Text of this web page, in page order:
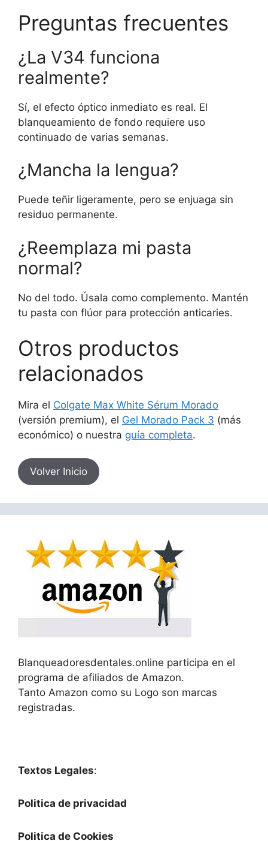
Preguntas frecuentes
¿La V34 funciona
realmente?
Sí, el efecto óptico inmediato es real. El
blanqueamiento de fondo requiere uso
continuado de varias semanas.
¿Mancha la lengua?
Puede teñir ligeramente, pero se enjuaga sin
residuo permanente.
¿Reemplaza mi pasta
normal?
No del todo. Úsala como complemento. Mantén
tu pasta con flúor para protección anticaries.
Otros productos
relacionados
Mira el Colgate Max White Sérum Morado
(versión premium), el Gel Morado Pack 3 (más
económico) o nuestra guía completa.
Volver Inicio
Blanqueadoresdentales.online participa en el
programa de afiliados de Amazon.
Tanto Amazon como su Logo son marcas
registradas.
Textos Legales:
Politica de privacidad
Politica de Cookies